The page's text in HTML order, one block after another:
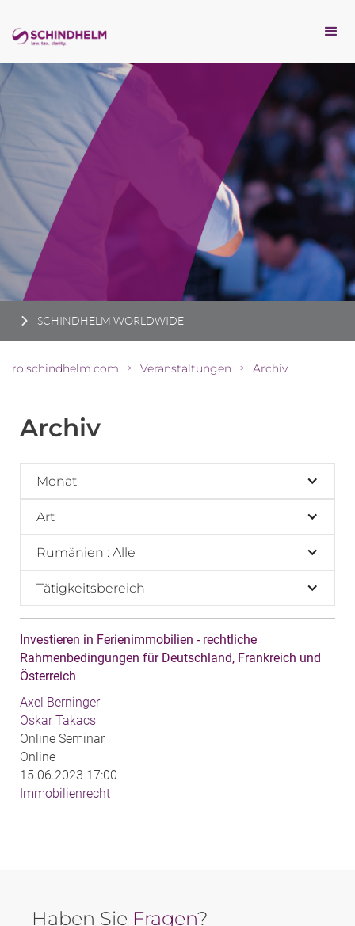
SCHINDHELM WORLDWIDE
ro.schindhelm.com > Veranstaltungen > Archiv
Archiv
Monat
Art
Rumänien : Alle
Tätigkeitsbereich
Investieren in Ferienimmobilien - rechtliche
Rahmenbedingungen für Deutschland, Frankreich und
Österreich
Axel Berninger
Oskar Takacs
Online Seminar
Online
15.06.2023 17:00
Immobilienrecht
Haben Sie Fragen?